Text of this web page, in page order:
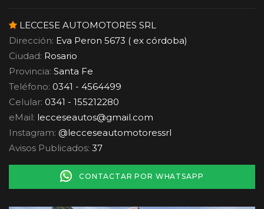
LECCESE AUTOMOTORES SRL
Dirección: Eva Peron 5673 ( ex córdoba)
Ciudad: Rosario
Provincia: Santa Fe
Teléfono: 0341 - 4564499
Celular: 0341 - 155212280
eMail: lecceseautos@gmail.com
Instagram: @lecceseautomotoressrl
Avisos Publicados: 37
CONTACTAR POR WHATSAPP